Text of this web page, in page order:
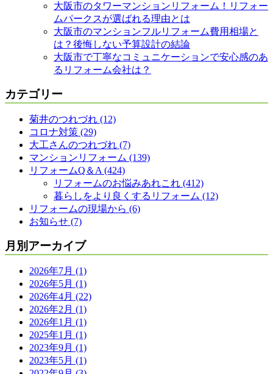
大阪市のタワーマンションリフォーム！リフォー
ムパークスが選ばれる理由とは
大阪市のマンションフルリフォーム費用相場と
は？後悔しない予算設計の結論
大阪市で丁寧なコミュニケーションで安心感のあ
るリフォーム会社は？
カテゴリー
菊井のつれづれ (12)
コロナ対策 (29)
大工さんのつれづれ (7)
マンションリフォーム (139)
リフォームQ＆A (424)
リフォームのお悩みあれこれ (412)
暮らしをより良くするリフォーム (12)
リフォームの現場から (6)
お知らせ (7)
月別アーカイブ
2026年7月 (1)
2026年5月 (1)
2026年4月 (22)
2026年2月 (1)
2026年1月 (1)
2025年1月 (1)
2023年9月 (1)
2023年5月 (1)